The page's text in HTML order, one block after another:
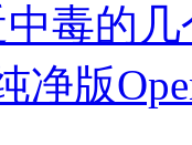
中毒的
净版